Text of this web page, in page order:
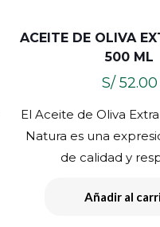
ACEITE DE OLIVA
500 ML
S/52.00
El Aceite de Oliva
Natura es una
de calidad y
Añadir al